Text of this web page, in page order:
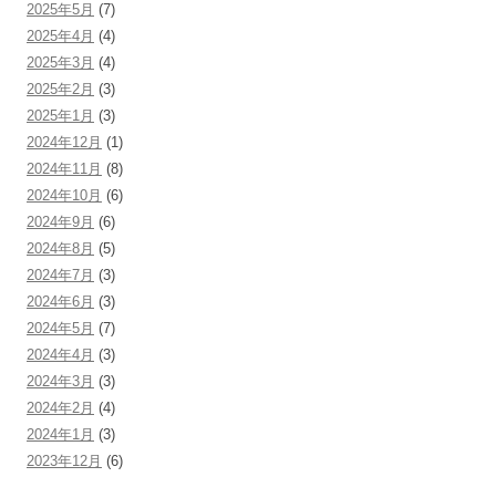
2025年5月 (7)
2025年4月 (4)
2025年3月 (4)
2025年2月 (3)
2025年1月 (3)
2024年12月 (1)
2024年11月 (8)
2024年10月 (6)
2024年9月 (6)
2024年8月 (5)
2024年7月 (3)
2024年6月 (3)
2024年5月 (7)
2024年4月 (3)
2024年3月 (3)
2024年2月 (4)
2024年1月 (3)
2023年12月 (6)